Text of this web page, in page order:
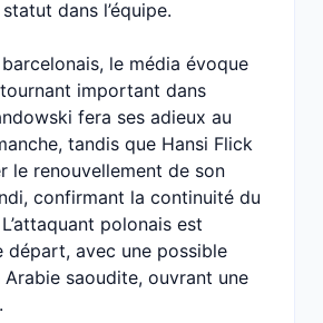
dans l’équipe.
le média évoque
important dans
fera ses adieux au
tandis que Hansi Flick
le renouvellement de son
confirmant la continuité du
polonais est
départ, avec une possible
saoudite, ouvrant une